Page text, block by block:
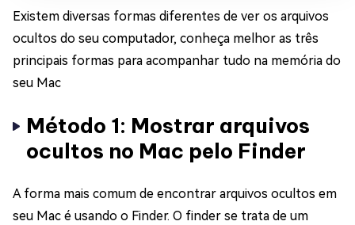
Existem diversas formas diferentes de ver os arquivos
ocultos do seu computador, conheça melhor as três
principais formas para acompanhar tudo na memória do
seu Mac
Método 1: Mostrar arquivos
ocultos no Mac pelo Finder
A forma mais comum de encontrar arquivos ocultos em
seu Mac é usando o Finder. O finder se trata de um